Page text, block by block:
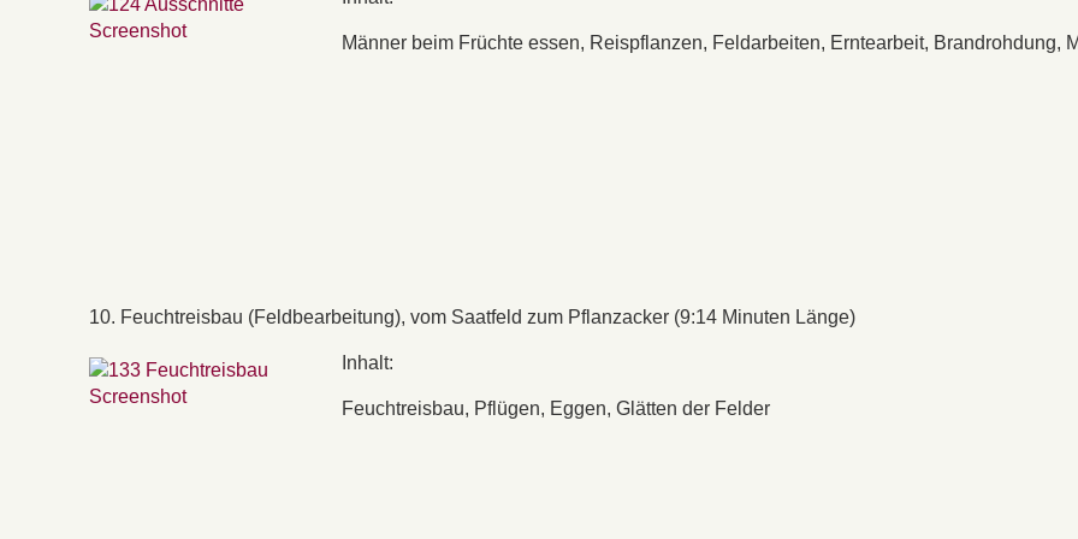
Männer beim Früchte essen, Reispflanzen, Feldarbeiten, Erntearbeit, Brandrohdung,
10. Feuchtreisbau (Feldbearbeitung), vom Saatfeld zum Pflanzacker (9:14 Minuten Länge)
Inhalt:
Feuchtreisbau, Pflügen, Eggen, Glätten der Felder